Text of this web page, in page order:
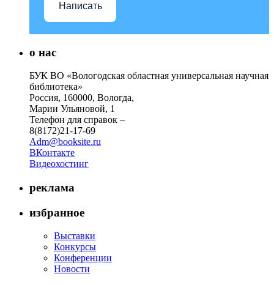
Написать
о нас
БУК ВО «Вологодская областная универсальная научная
библиотека»
Россия, 160000, Вологда,
Марии Ульяновой, 1
Телефон для справок –
8(8172)21-17-69
Adm@booksite.ru
ВКонтакте
Видеохостинг
реклама
избранное
Выставки
Конкурсы
Конференции
Новости